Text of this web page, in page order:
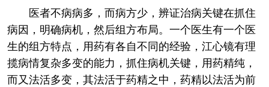
医者不病病多，而病方少，辨证治病关键在抓住
病因，明确病机，然后组方布局。一个医生有一个医
生的组方特点，用药有各自不同的经验，江心镜有理
揽病情复杂多变的能力，抓住病机关键，用药精纯，
而又法活多变，其法活于药精之中，药精以法活为前